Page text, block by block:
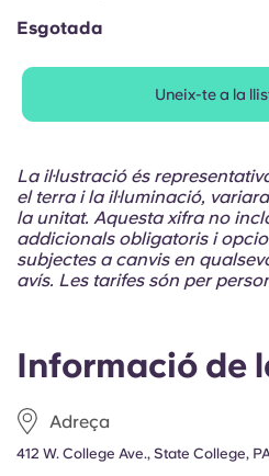
Italian
French
Informació de
Adreça
412 W. College Ave., State College,
Esgotada
Uneix-te a la
La il·lustració és
el terra i la il·luminació,
la unitat. Aquesta xifra no
addicionals obligatoris i
subjectes a canvis en
avís. Les tarifes són per